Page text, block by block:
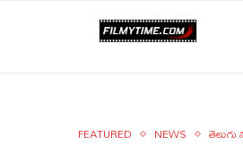
FEATURED NEWS తెలుగు